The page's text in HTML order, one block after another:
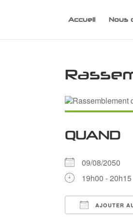
Accueil Nous
QUAND
09/08/2050
19h00 - 20h15
AJOUTER